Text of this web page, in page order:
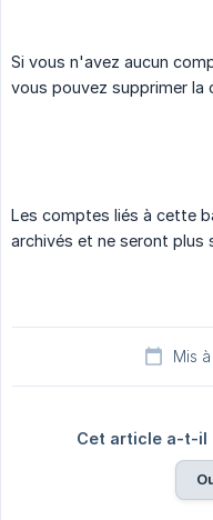
Si vous n'avez aucun
vous pouvez supprimer la
Les comptes liés à cette
archivés et ne seront plus
Mis
Cet article a-t-il